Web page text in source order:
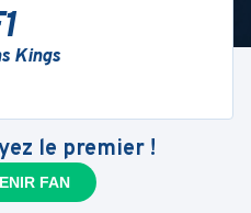
Kings
le premier !
FAN